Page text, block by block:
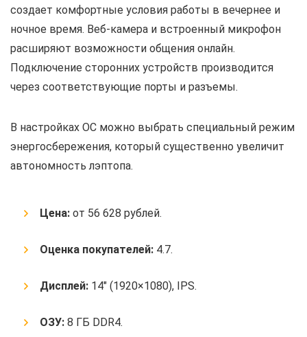
создает комфортные условия работы в вечернее и
ночное время. Веб-камера и встроенный микрофон
расширяют возможности общения онлайн.
Подключение сторонних устройств производится
через соответствующие порты и разъемы.
В настройках ОС можно выбрать специальный режим
энергосбережения, который существенно увеличит
автономность лэптопа.
Цена: от 56 628 рублей.
Оценка покупателей: 4.7.
Дисплей: 14″ (1920×1080), IPS.
ОЗУ: 8 ГБ DDR4.